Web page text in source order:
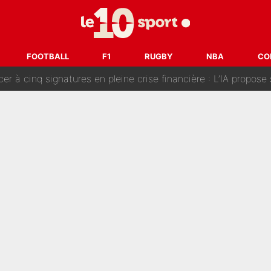
FOOTBALL F1 RUGBY NBA
sur CNews, un ancien journaliste de France Télévisions relance la
Pogacar : Le transfert qui effraie le peloton, «c’est la
signatures en pleine crise financière : L’IA propose sept noms à l’OM